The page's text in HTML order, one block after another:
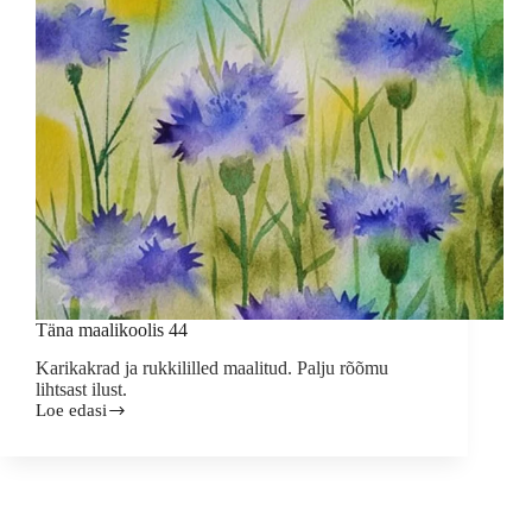
Täna maalikoolis 44
Karikakrad ja rukkililled maalitud. Palju rõõmu
lihtsast ilust.
Loe edasi
Täna